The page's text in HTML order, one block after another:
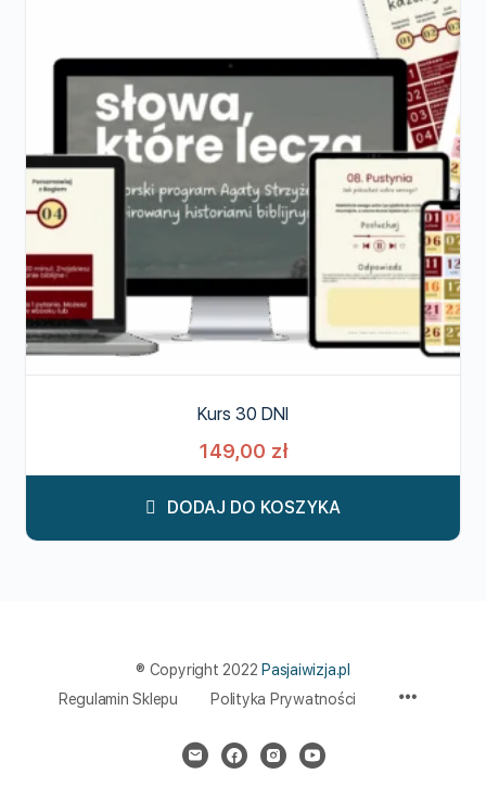
Kurs 30 DNI
149,00 zł
DODAJ DO KOSZYKA
® Copyright 2022 Pasjaiwizja.pl
Regulamin Sklepu
Polityka Prywatności